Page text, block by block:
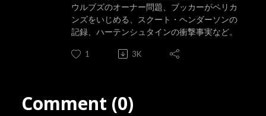
ウルブズのオーナー問題、ブッカーがペリカ
ンズをいじめる、スクート・ヘンダーソンの
記録、ハーテンシュタインの衝撃事実など。
1 3K
Comment (0)